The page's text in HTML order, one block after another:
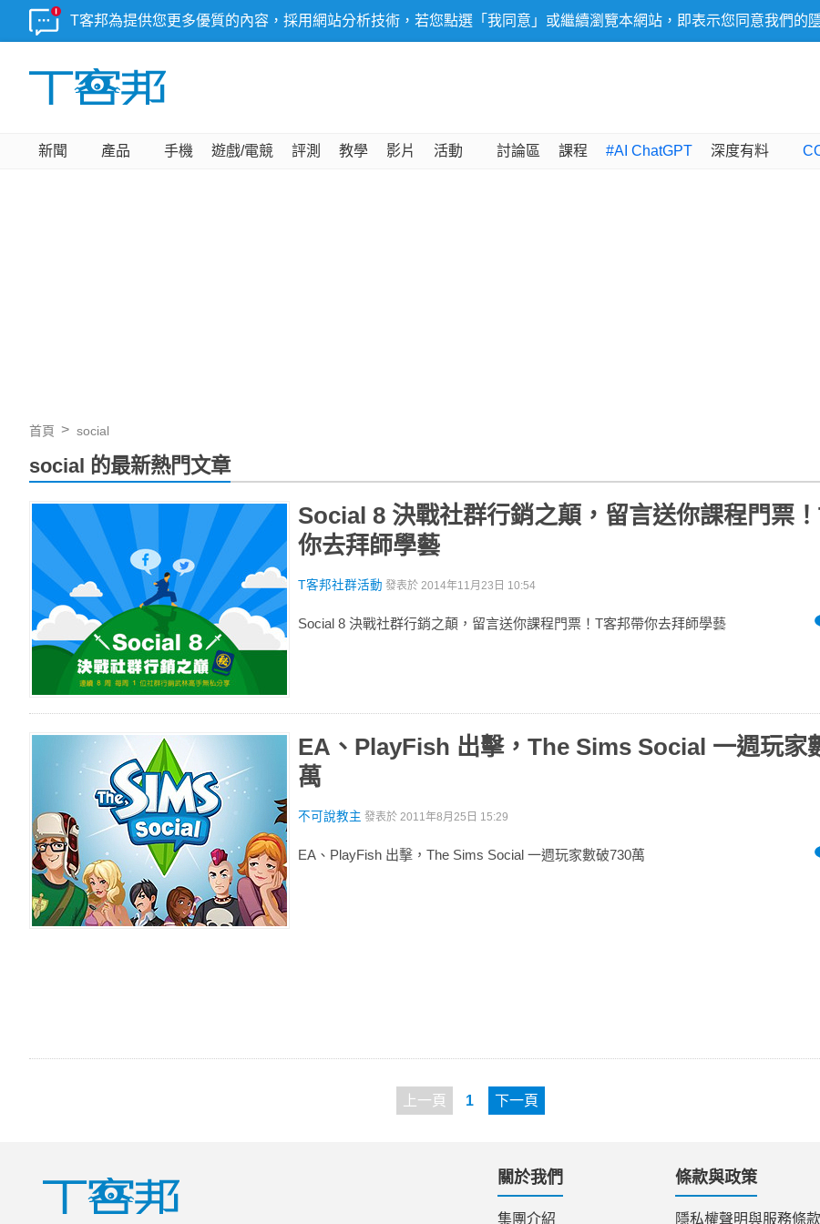
T客邦為提供您更多優質的內容，採用網站分析技術，若您點選「我同意」或繼續瀏覽本網站，即表示您同意我們的
新聞 產品 手機 遊戲/電競 評測 教學 影片 活動 討論區 課程 #AI ChatGPT 深度有料
首頁 social
social 的最新熱門文章
Social 8 決戰社群行銷之顛，留言送你課程門票
你去拜師學藝
T客邦社群活動 發表於 2014年11月23日 10:54
Social 8 決戰社群行銷之顛，留言送你課程門票！T客邦帶你去拜師學藝
EA、PlayFish 出擊，The Sims Social 一週玩家
萬
不可說教主 發表於 2011年8月25日 15:29
EA、PlayFish 出擊，The Sims Social 一週玩家數破730萬
上一頁 1 下一頁
關於我們
集團介紹
條款與政策
隱私權聲明與服務條款